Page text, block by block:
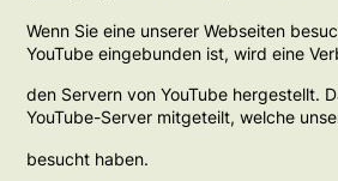
Wenn Sie eine unserer Webseiten
YouTube eingebunden ist, wird eine
den Servern von YouTube hergestellt.
YouTube-Server mitgeteilt, welche
besucht haben.